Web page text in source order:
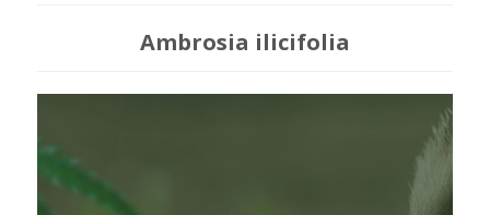
Ambrosia ilicifolia